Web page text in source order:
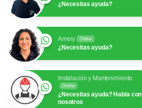
¿Necesitas ayuda?
Amery Online
¿Necesitas ayuda?
Instalación y Mantenimiento
Online
¿Necesitas ayuda? Habla con
nosotros